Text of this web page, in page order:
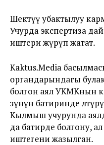
Шектүү убактылуу
Учурда экспертиза
иштери жүрүп жатат.
Kaktus.Media
органдарындагы
болгон аял УКМКнын
өзүнүн батиринде
Кылмыш учурунда
да батирде болгону,
иштегени жазылган.